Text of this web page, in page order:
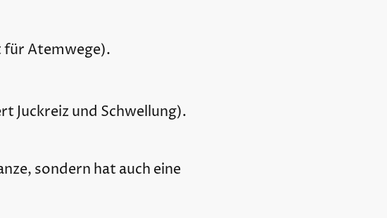
für Atemwege).
Juckreiz und Schwellung).
sondern hat auch eine